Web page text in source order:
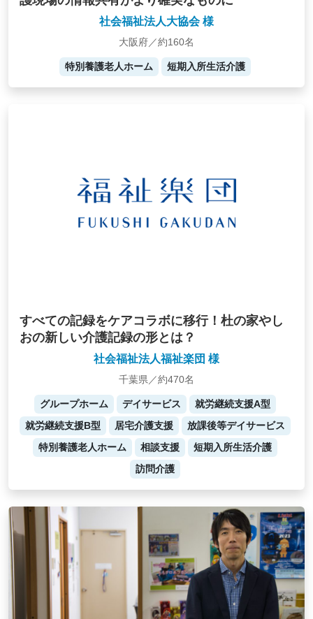
社会福祉法人大協会 様
大阪府／約160名
特別養護老人ホーム 短期入所生活介護
すべての記録をケアコラボに移行！杜の家やし
おの新しい介護記録の形とは？
社会福祉法人福祉楽団 様
千葉県／約470名
グループホーム デイサービス
就労継続支援A型
就労継続支援B型
居宅介護支援
放課後等デイサービス
特別養護老人ホーム
相談支援
短期入所生活介護
訪問介護